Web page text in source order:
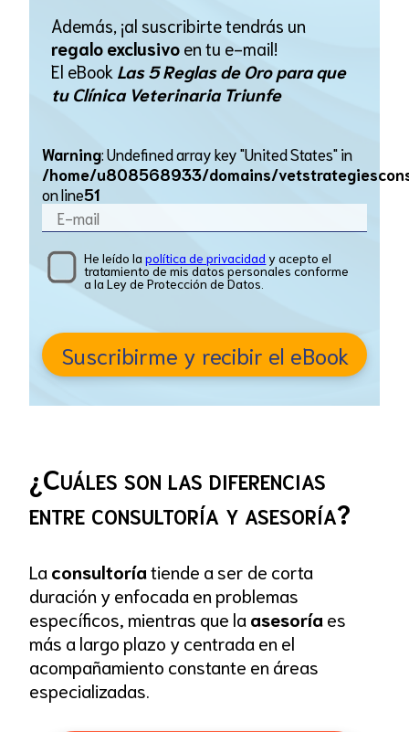
Además, ¡al suscribirte tendrás un
regalo exclusivo en tu e-mail!
El eBook Las 5 Reglas de Oro para que
tu Clínica Veterinaria Triunfe
He leído lapolítica de privacidad y acepto el
tratamiento de mis datos personales conforme
a la Ley de Protección de Datos.
Suscribirme y recibir el eBook
Warning: Undefined array key "United States" in
/home/u808568933/domains/
on line51
¿Cuáles son las diferencias
entre consultoría y asesoría?
Laconsultoríatiende a ser de corta
duración y enfocada en problemas
específicos, mientras que laasesoríaes
más a largo plazo y centrada en el
acompañamiento constante en áreas
especializadas.